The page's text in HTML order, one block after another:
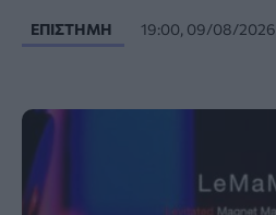
ΕΠΙΣΤΉΜΗ 19:00, 09/08/2026